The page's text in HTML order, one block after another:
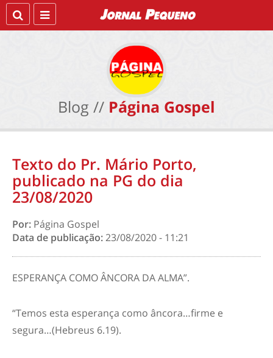
Blog // Página Gospel
Texto do Pr. Mário Porto,
publicado na PG do dia
23/08/2020
Por: Página Gospel
Data de publicação:23/08/2020 - 11:21
ESPERANÇA COMO ÂNCORA DA ALMA”.
“Temos esta esperança como âncora…firme e
segura…(Hebreus 6.19).